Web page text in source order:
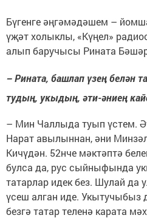
Бүгенге әңгәмәдәшем –
үҗәт холыклы, «Күңел»
алып баручысы Рината
– Рината, башлап үзең белән
тудың, укыдың, әти-әниең
– Мин Чаллыда туып үстем.
Нарат авылыннан, әни
Кичүдән. 52нче мәктәптә
булса да, рус сыйныфында
татарлар идек без. Шулай да
үсеш алган иде. Укытучыбыз
безгә татар теленә карата